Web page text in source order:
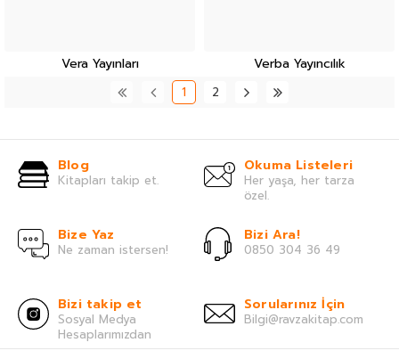
Vera Yayınları Verba Yayıncılık
1 2
Blog
Kitapları takip et.
Okuma Listeleri
Her yaşa, her tarza
özel.
Bize Yaz
Ne zaman istersen!
Bizi Ara!
0850 304 36 49
Bizi takip et
Sosyal Medya
Hesaplarımızdan
Sorularınız İçin
Bilgi@ravzakitap.com